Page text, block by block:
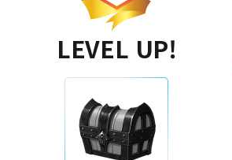
LEVEL UP!